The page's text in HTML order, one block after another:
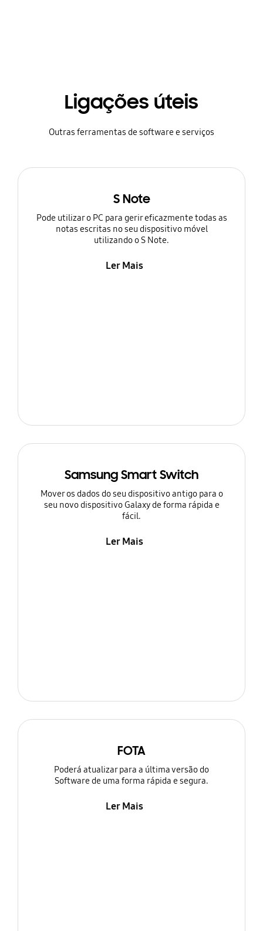
Ligações úteis
Outras ferramentas de software e serviços
S Note
Pode utilizar o PC para gerir eficazmente todas as
notas escritas no seu dispositivo móvel
utilizando o S Note.
Ler Mais
Samsung Smart Switch
Mover os dados do seu dispositivo antigo para o
seu novo dispositivo Galaxy de forma rápida e
fácil.
Ler Mais
FOTA
Poderá atualizar para a última versão do
Software de uma forma rápida e segura.
Ler Mais